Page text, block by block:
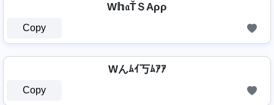
W𝕙𝔞ŤＳAρρ
Copy
Wんﾑｲ丂ﾑｱｱ
Copy